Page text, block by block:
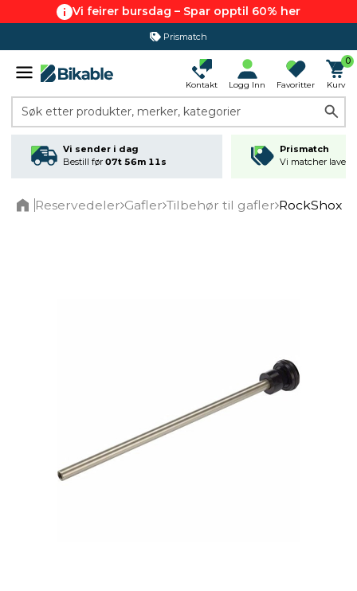
Vi feirer bursdag – Spar opptil 60% her
Prismatch
Kontakt Logg Inn Favoritter
0
Kurv
Søk etter produkter, merker, kategorier
Vi sender i dag
Bestill før 07t 56m 11s
Prismatch
Vi matcher
Reservedeler Gafler Tilbehør til gafler RockShox